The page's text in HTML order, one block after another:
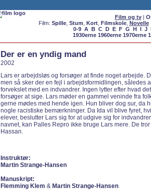
Film og tv|
Film: Spille, Stum Kort, Filmskole, Novelle
0-9 A B C D E F G H I J
1930erne 1960erne 1970erne
Der er en yndig mand
2002
Lars er arbejdsløs og forsøger at finde noget arbejde.
men så sker der en fejl i arbejdsformidlingen, således
forvekslet med en indvandrer. Ingen lytter efter hvad
forsøger at sige. Lars møder en gammel veninde fra
gerne mødes med hende igen. Hun bliver dog sur, da
nogle racistiske bemærkninger. Da Ida vil blive fyret,
elever, beslutter Lars sig for at udgive sig for
navnet, kan Palles Repro ikke bruge Lars mere. De
Hassan.
Instruktør:
Martin Strange-Hansen
Manuskript:
Flemming Klem & Martin Strange-Hansen